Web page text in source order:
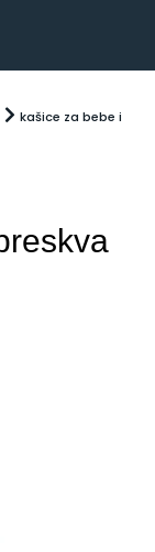
kašice za bebe i